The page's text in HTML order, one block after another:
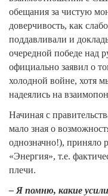
обещания за чистую
доверчивость, как
поддавливали и
очередной победе над
официально заявил о
холодной войне, хотя
надеялись на
Начиная с
мало зная о
однозначно!), приняло
«Энергия», т.е.
плечи.
– Я помню, какие